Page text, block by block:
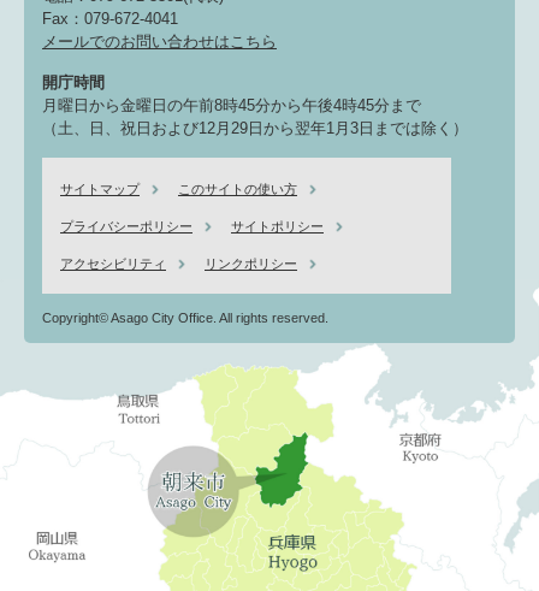
Fax：079-672-4041
メールでのお問い合わせはこちら
開庁時間
月曜日から金曜日の午前8時45分から午後4時45分まで
（土、日、祝日および12月29日から翌年1月3日までは除く）
サイトマップ このサイトの使い方
プライバシーポリシー サイトポリシー
アクセシビリティ リンクポリシー
Copyright© Asago City Office. All rights reserved.